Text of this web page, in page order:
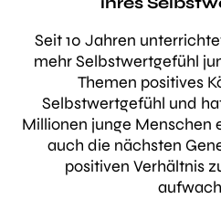
Seit 10 Jahren
mehr Selbstwertgefühl
Themen positives
Selbstwertgefühl und
Millionen junge Menschen
auch die nächsten
positiven Verhältnis